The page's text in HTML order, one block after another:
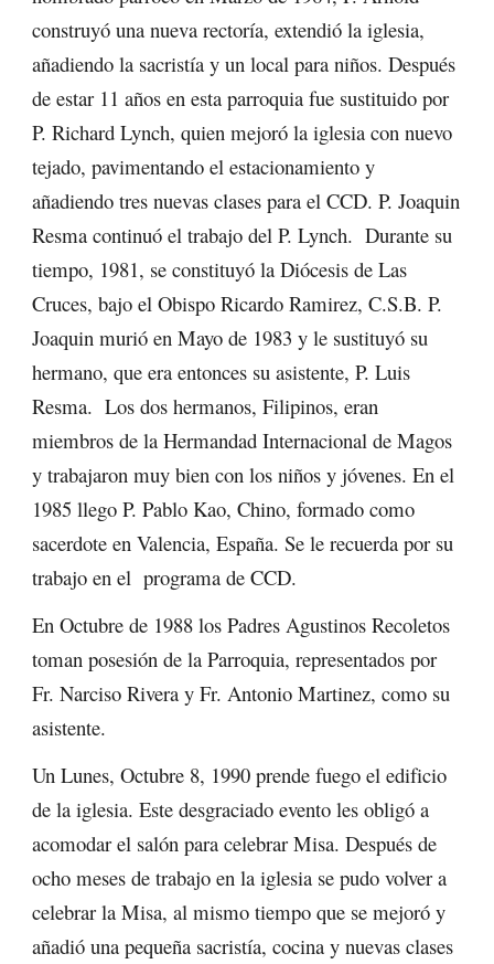
construyó una nueva rectoría, extendió la iglesia,
añadiendo la sacristía y un local para niños. Después
de estar 11 años en esta parroquia fue sustituido por
P. Richard Lynch, quien mejoró la iglesia con nuevo
tejado, pavimentando el estacionamiento y
añadiendo tres nuevas clases para el CCD. P. Joaquin
Resma continuó el trabajo del P. Lynch. Durante su
tiempo, 1981, se constituyó la Diócesis de Las
Cruces, bajo el Obispo Ricardo Ramirez, C.S.B. P.
Joaquin murió en Mayo de 1983 y le sustituyó su
hermano, que era entonces su asistente, P. Luis
Resma. Los dos hermanos, Filipinos, eran
miembros de la Hermandad Internacional de Magos
y trabajaron muy bien con los niños y jóvenes. En el
1985 llego P. Pablo Kao, Chino, formado como
sacerdote en Valencia, España. Se le recuerda por su
trabajo en el programa de CCD.
En Octubre de 1988 los Padres Agustinos Recoletos
toman posesión de la Parroquia, representados por
Fr. Narciso Rivera y Fr. Antonio Martinez, como su
asistente.
Un Lunes, Octubre 8, 1990 prende fuego el edificio
de la iglesia. Este desgraciado evento les obligó a
acomodar el salón para celebrar Misa. Después de
ocho meses de trabajo en la iglesia se pudo volver a
celebrar la Misa, al mismo tiempo que se mejoró y
añadió una pequeña sacristía, cocina y nuevas clases